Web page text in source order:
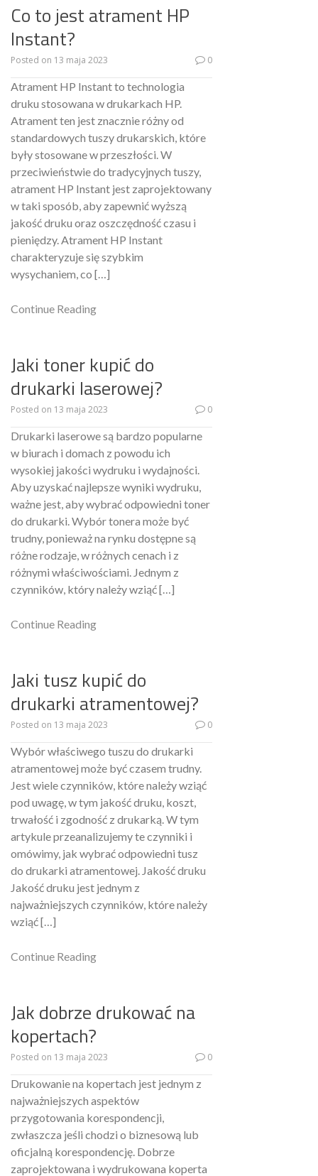
Co to jest atrament HP
Instant?
Posted on 13 maja 2023 0
Atrament HP Instant to technologia
druku stosowana w drukarkach HP.
Atrament ten jest znacznie różny od
standardowych tuszy drukarskich, które
były stosowane w przeszłości. W
przeciwieństwie do tradycyjnych tuszy,
atrament HP Instant jest zaprojektowany
w taki sposób, aby zapewnić wyższą
jakość druku oraz oszczędność czasu i
pieniędzy. Atrament HP Instant
charakteryzuje się szybkim
wysychaniem, co […]
Continue Reading
Jaki toner kupić do
drukarki laserowej?
Posted on 13 maja 2023 0
Drukarki laserowe są bardzo popularne
w biurach i domach z powodu ich
wysokiej jakości wydruku i wydajności.
Aby uzyskać najlepsze wyniki wydruku,
ważne jest, aby wybrać odpowiedni toner
do drukarki. Wybór tonera może być
trudny, ponieważ na rynku dostępne są
różne rodzaje, w różnych cenach i z
różnymi właściwościami. Jednym z
czynników, który należy wziąć […]
Continue Reading
Jaki tusz kupić do
drukarki atramentowej?
Posted on 13 maja 2023 0
Wybór właściwego tuszu do drukarki
atramentowej może być czasem trudny.
Jest wiele czynników, które należy wziąć
pod uwagę, w tym jakość druku, koszt,
trwałość i zgodność z drukarką. W tym
artykule przeanalizujemy te czynniki i
omówimy, jak wybrać odpowiedni tusz
do drukarki atramentowej. Jakość druku
Jakość druku jest jednym z
najważniejszych czynników, które należy
wziąć […]
Continue Reading
Jak dobrze drukować na
kopertach?
Posted on 13 maja 2023 0
Drukowanie na kopertach jest jednym z
najważniejszych aspektów
przygotowania korespondencji,
zwłaszcza jeśli chodzi o biznesową lub
oficjalną korespondencję. Dobrze
zaprojektowana i wydrukowana koperta